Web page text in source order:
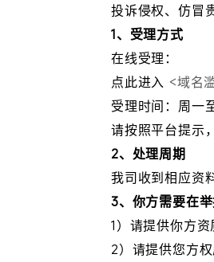
投诉侵权、仿冒
1、受理方式
在线受理：
点此进入 <域名
受理时间：周一
请按照平台提示
2、处理周期
我司收到相应资
3、你方需要在
1）请提供你方
2）请提供您方